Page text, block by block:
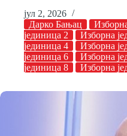
јул 2, 2026
Дарко Бањац
јединица 2
Изборна
јединица 4
Изборна
јединица 6
Изборна
јединица 8
Изборна